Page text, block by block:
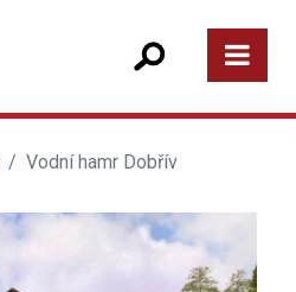
Vodní hamr Dobřív